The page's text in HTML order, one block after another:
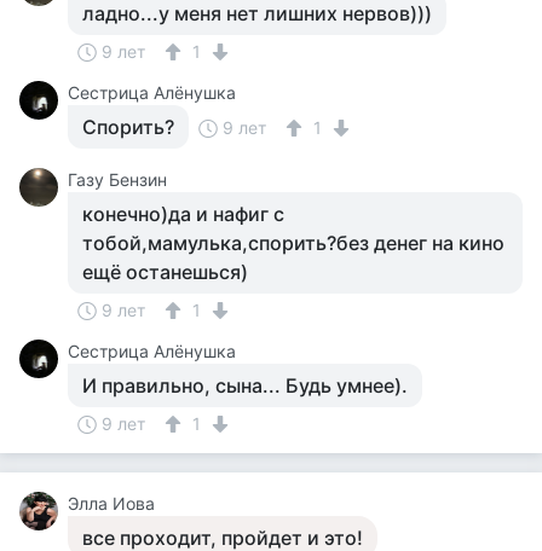
ладно...у меня нет лишних нервов)))
9 лет
1
Сестрица Алёнушка
Спорить? 9 лет 1
Газу Бензин
конечно)да и нафиг с
тобой,мамулька,спорить?без денег на кино
ещё останешься)
9 лет
1
Сестрица Алёнушка
И правильно, сына... Будь умнее).
9 лет 1
Элла Иова
все проходит, пройдет и это!